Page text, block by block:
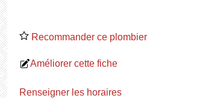
Recommander ce plombier
Améliorer cette fiche
Renseigner les horaires